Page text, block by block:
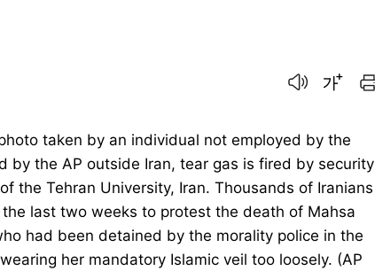
taken by an individual not employed by the
by the AP outside Iran, tear gas is fired by security
the Tehran University, Iran. Thousands of Iranians
last two weeks to protest the death of Mahsa
had been detained by the morality police in the
her mandatory Islamic veil too loosely. (AP